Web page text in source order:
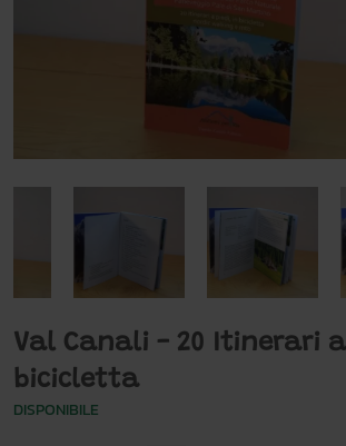
Val Canali - 20 Itinerari
bicicletta
DISPONIBILE